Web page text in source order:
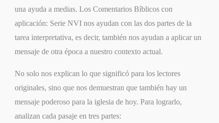
una ayuda a medias. Los Comentarios Bíblicos con
aplicación: Serie NVI nos ayudan con las dos partes de la
tarea interpretativa, es decir, también nos ayudan a aplicar un
mensaje de otra época a nuestro contexto actual.
No solo nos explican lo que significó para los lectores
originales, sino que nos demuestran que también hay un
mensaje poderoso para la iglesia de hoy. Para lograrlo,
analizan cada pasaje en tres partes: